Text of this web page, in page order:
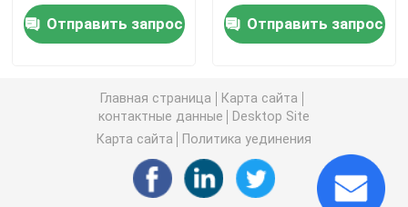
Печать наклеек-этикеток
Пусковые площадки слоя паллета
упаковки еды
Отправить запрос
Debosss горячий
Отправить запрос
Главная страница
Карта сайта
контактные данные
Desktop Site
Карта сайта
Политика уединения